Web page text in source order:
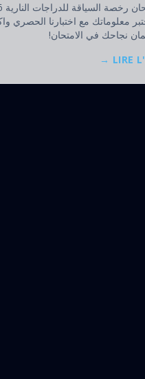
معلوماتك مع اختبارنا الحصري
نجاحك في الامتحان!
LIRE